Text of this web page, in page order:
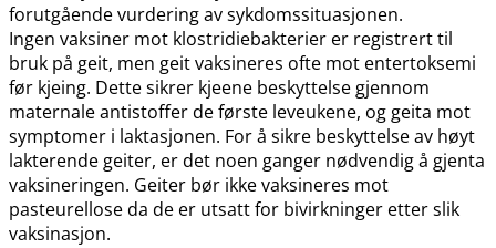
forutgående vurdering av sykdomssituasjonen.
Ingen vaksiner mot klostridiebakterier er registrert til
bruk på geit, men geit vaksineres ofte mot entertoksemi
før kjeing. Dette sikrer kjeene beskyttelse gjennom
maternale antistoffer de første leveukene, og geita mot
symptomer i laktasjonen. For å sikre beskyttelse av høyt
lakterende geiter, er det noen ganger nødvendig å gjenta
vaksineringen. Geiter bør ikke vaksineres mot
pasteurellose da de er utsatt for bivirkninger etter slik
vaksinasjon.